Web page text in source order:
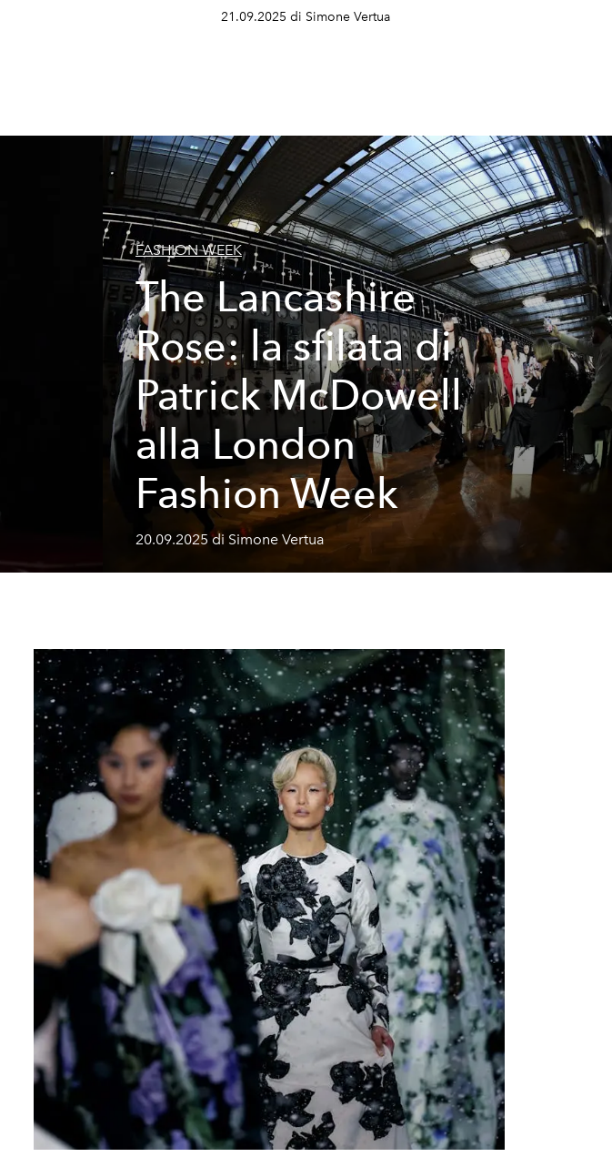
21.09.2025 di Simone Vertua
FASHION WEEK
The Lancashire
Rose: la sfilata di
Patrick McDowell
alla London
Fashion Week
20.09.2025 di Simone Vertua